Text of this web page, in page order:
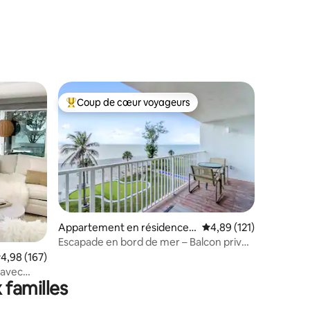
: 4,97 sur 5
: 4,98 sur 5
appréciés
moyenne sur la base de 167 commentaires : 4,98 sur 5
4,98 (167)
Coups de cœur voyageurs les plus appréciés
Coup de cœur voyageurs
Appartement en résidence ⋅
Longboat Key
Évaluation moyenne
4,89 (121)
Escapade en bord de mer – Balcon privé,
familles